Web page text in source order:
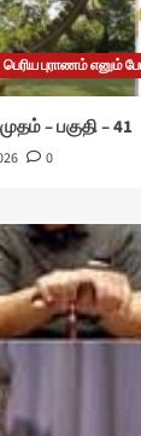
பெரிய புராணம் எனும்
– பகுதி – 41
0